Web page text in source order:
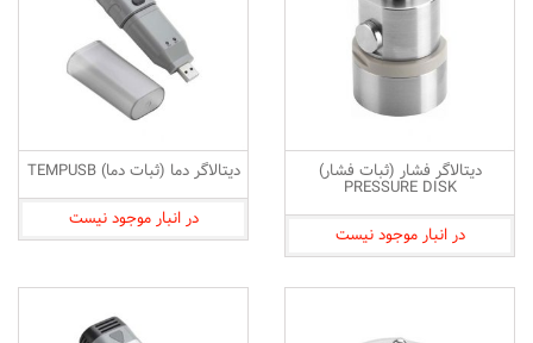
دیتالاگر فشار (ثبات فشار)
PRESSURE DISK
در انبار موجود نیست
دیتالاگر دما (ثبات دما) TEMPUSB
در انبار موجود نیست